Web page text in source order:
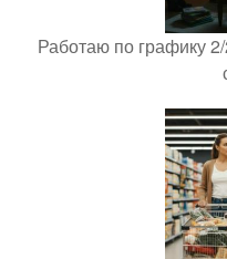
Работаю по графику